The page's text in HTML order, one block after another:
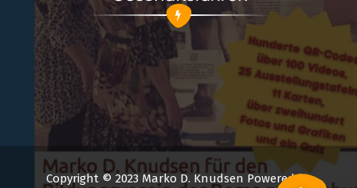
Copyright © 2023 Marko D. Knudsen Powered by